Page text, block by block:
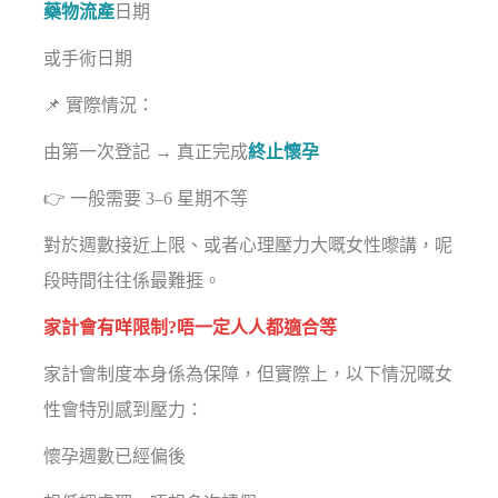
藥物流產 日期
或手術日期
📌 實際情況：
由第一次登記 → 真正完成終止懷孕
👉 一般需要 3–6 星期不等
對於週數接近上限、或者心理壓力大嘅女性嚟講，呢
段時間往往係最難捱。
家計會有咩限制?唔一定人人都適合等
家計會制度本身係為保障，但實際上，以下情況嘅女
性會特別感到壓力：
懷孕週數已經偏後